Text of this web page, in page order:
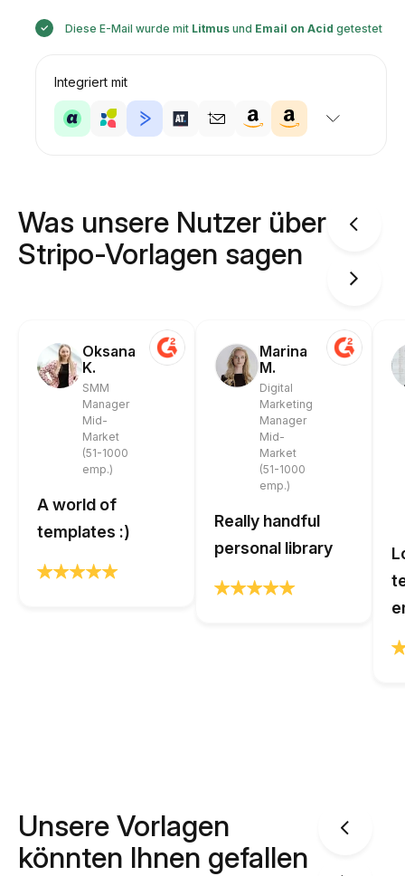
Diese E-Mail wurde mit Litmusund Email on Acid getestet
Integriert mit
Was unsere Nutzer über
Stripo-Vorlagen sagen
Oksana
K.
SMM
Manager
Mid-
Market
(51-1000
emp.)
A world of
templates :)
Marina
M.
Digital
Marketing
Manager
Mid-
Market
(51-1000
emp.)
Really handful
personal library
Unsere Vorlagen
könnten Ihnen gefallen